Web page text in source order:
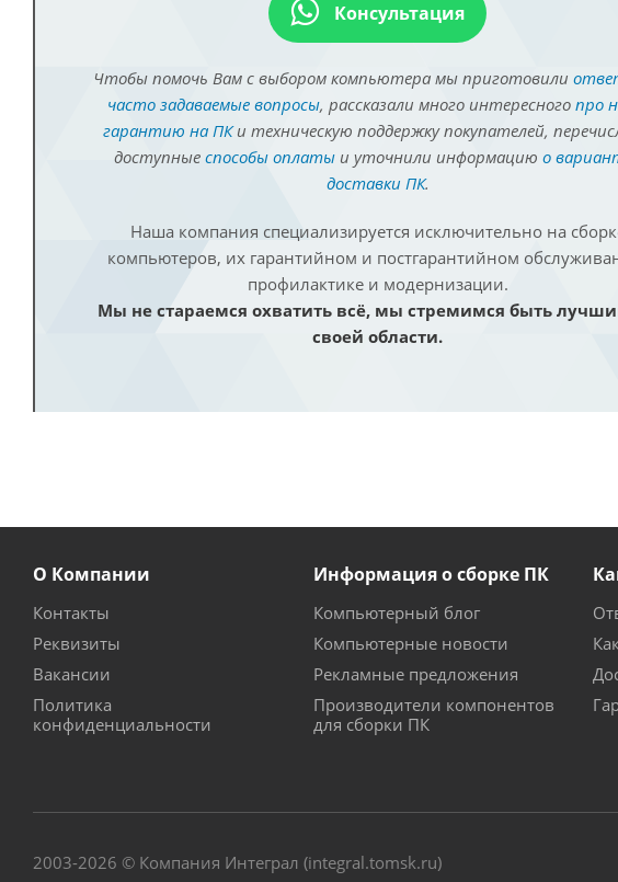
Консультация
Чтобы помочь Вам с выбором компьютера мы приготовили
часто задаваемые вопросы, рассказали много интересного про
гарантию на ПКи техническую поддержку покупателей,
доступные способы оплатыи уточнили информацию о
доставки ПК.
Наша компания специализируется исключительно на
компьютеров, их гарантийном и постгарантийном
профилактике и модернизации.
Мы не стараемся охватить всё, мы стремимся быть
своей области.
О Компании
Контакты
Реквизиты
Вакансии
Политика
конфиденциальности
Информация о сборке ПК
Компьютерный блог
Компьютерные новости
Рекламные предложения
Производители компонентов
для сборки ПК
2003-2026 © Компания Интеграл (integral.tomsk.ru)